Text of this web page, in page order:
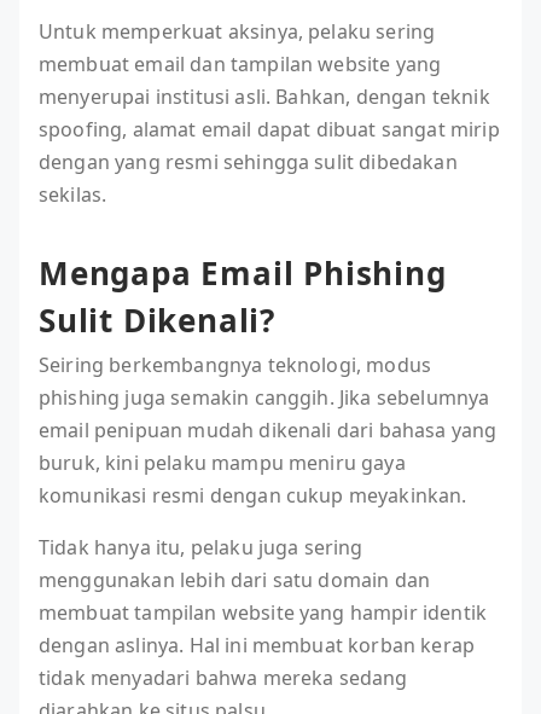
Untuk memperkuat aksinya, pelaku sering
membuat email dan tampilan website yang
menyerupai institusi asli. Bahkan, dengan teknik
spoofing, alamat email dapat dibuat sangat mirip
dengan yang resmi sehingga sulit dibedakan
sekilas.
Mengapa Email Phishing
Sulit Dikenali?
Seiring berkembangnya teknologi, modus
phishing juga semakin canggih. Jika sebelumnya
email penipuan mudah dikenali dari bahasa yang
buruk, kini pelaku mampu meniru gaya
komunikasi resmi dengan cukup meyakinkan.
Tidak hanya itu, pelaku juga sering
menggunakan lebih dari satu domain dan
membuat tampilan website yang hampir identik
dengan aslinya. Hal ini membuat korban kerap
tidak menyadari bahwa mereka sedang